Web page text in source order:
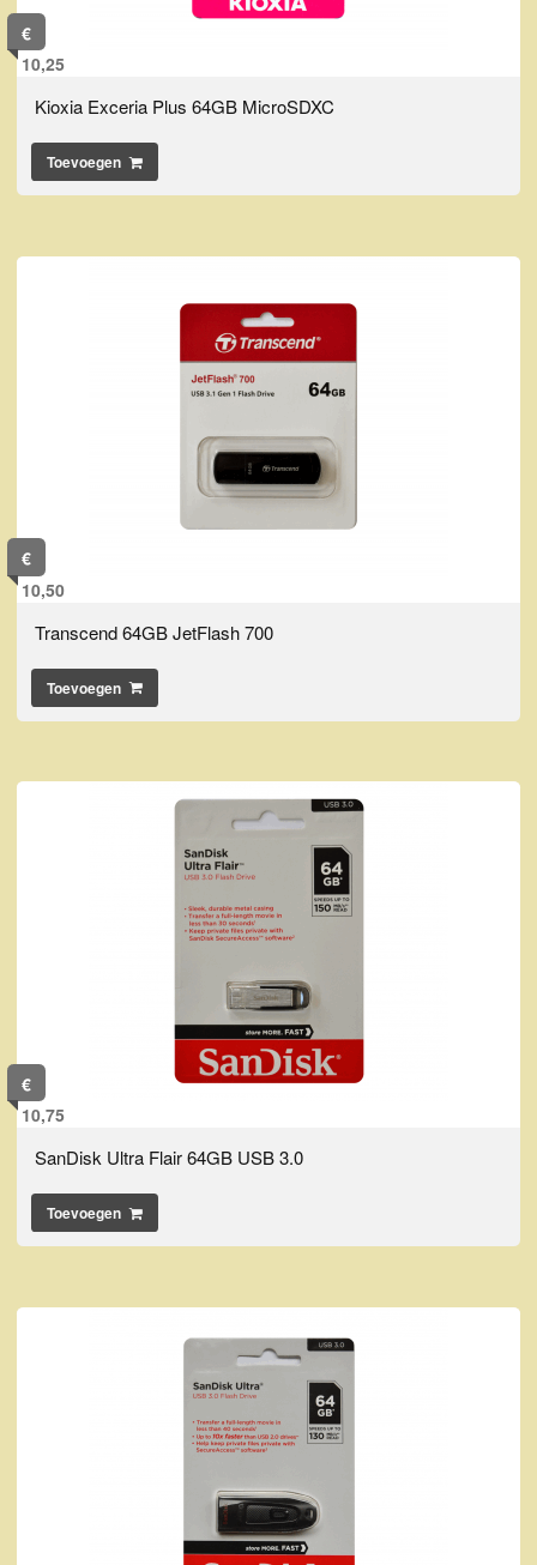
€
10,25
Kioxia Exceria Plus 64GB MicroSDXC
Toevoegen
€
10,50
Transcend 64GB JetFlash 700
Toevoegen
€
10,75
SanDisk Ultra Flair 64GB USB 3.0
Toevoegen